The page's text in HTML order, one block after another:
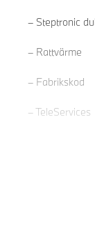
Steptronic
Rattvärme
Fabrikskod
TeleServices